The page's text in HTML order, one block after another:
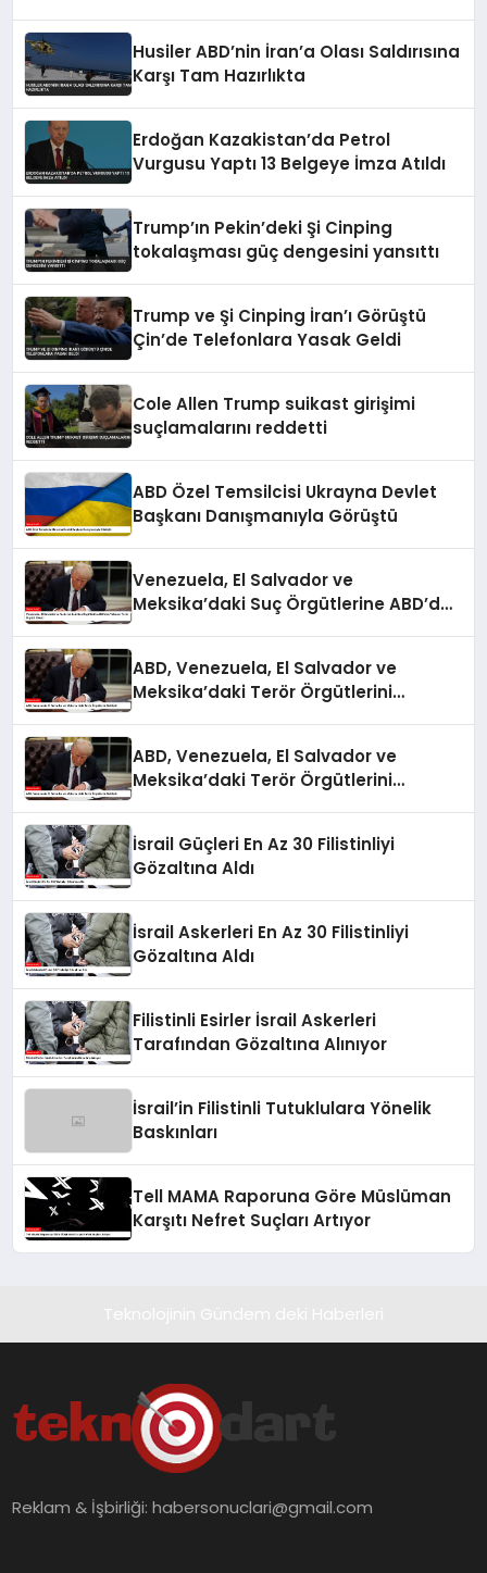
Husiler ABD’nin İran’a Olası Saldırısına
Karşı Tam Hazırlıkta
Erdoğan Kazakistan’da Petrol
Vurgusu Yaptı 13 Belgeye İmza Atıldı
Trump’ın Pekin’deki Şi Cinping
tokalaşması güç dengesini yansıttı
Trump ve Şi Cinping İran’ı Görüştü
Çin’de Telefonlara Yasak Geldi
Cole Allen Trump suikast girişimi
suçlamalarını reddetti
ABD Özel Temsilcisi Ukrayna Devlet
Başkanı Danışmanıyla Görüştü
Venezuela, El Salvador ve
Meksika’daki Suç Örgütlerine ABD’den
ABD, Venezuela, El Salvador ve
Meksika’daki Terör Örgütlerini
ABD, Venezuela, El Salvador ve
Meksika’daki Terör Örgütlerini
İsrail Güçleri En Az 30 Filistinliyi
Gözaltına Aldı
İsrail Askerleri En Az 30 Filistinliyi
Gözaltına Aldı
Filistinli Esirler İsrail Askerleri
Tarafından Gözaltına Alınıyor
İsrail’in Filistinli Tutuklulara Yönelik
Baskınları
Tell MAMA Raporuna Göre Müslüman
Karşıtı Nefret Suçları Artıyor
Reklam & İşbirliği:habersonuclari@gmail.com